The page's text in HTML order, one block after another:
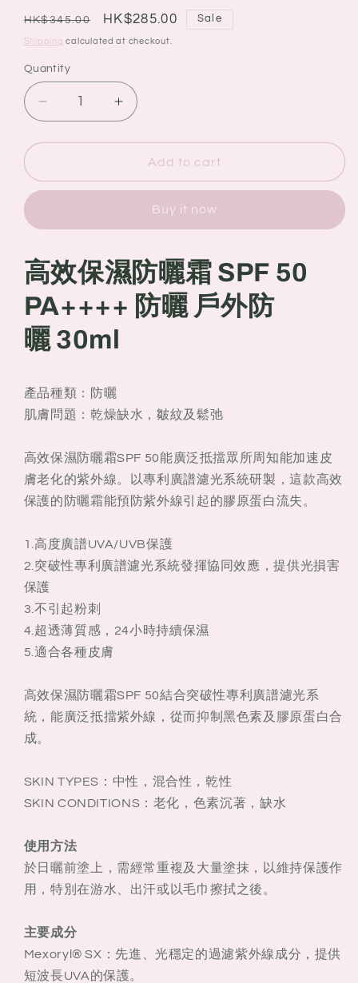
Regular
price
HK$345.00
Sale
price
HK$285.00 Sale
Shipping calculated at checkout.
Quantity
Quantity
Decrease
quantity
for
高
防
曬
霜
SPF
50
30ml
戶
防
曬
Increase
quantity
for
SkinCeuticals
高
防
曬
霜
SPF
戶
防
曬
Add to cart
Buy it now
高效保濕防曬霜 SPF 50
PA++++ 防曬 戶外防
曬30ml
產品種類：防曬
肌膚問題：乾燥缺水，皺紋及鬆弛
高效保濕防曬霜SPF 50能廣泛抵擋眾所周知能加速皮
膚老化的紫外線。以專利廣譜濾光系統研製，這款高效
保護的防曬霜能預防紫外線引起的膠原蛋白流失。
1.高度廣譜UVA/UVB保護
2.突破性專利廣譜濾光系統發揮協同效應，提供光損害
保護
3.不引起粉刺
4.超透薄質感，24小時持續保濕
5.適合各種皮膚
高效保濕防曬霜SPF 50結合突破性專利廣譜濾光系
統，能廣泛抵擋紫外線，從而抑制黑色素及膠原蛋白合
成。
SKIN TYPES：中性，混合性，乾性
SKIN CONDITIONS：老化，色素沉著，缺水
使用方法
於日曬前塗上，需經常重複及大量塗抹，以維持保護作
用，特別在游水、出汗或以毛巾擦拭之後。
主要成分
Mexoryl® SX：先進、光穩定的過濾紫外線成分，提供
短波長UVA的保護。